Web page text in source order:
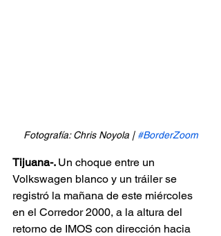
Fotografía: Chris Noyola | #BorderZoom
Tijuana-. Un choque entre un
Volkswagen blanco y un tráiler se
registró la mañana de este miércoles
en el Corredor 2000, a la altura del
retorno de IMOS con dirección hacia